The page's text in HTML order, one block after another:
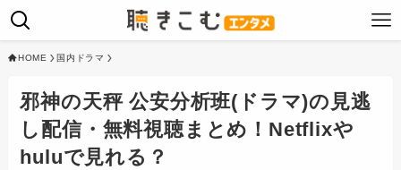
HOME 国内ドラマ
邪神の天秤 公安分析班(ドラマ)の見逃
し配信・無料視聴まとめ！Netflixや
huluで見れる？